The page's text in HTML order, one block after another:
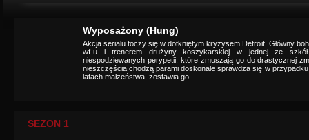
Wyposażony (Hung)
Akcja serialu toczy się w dotkniętym kryzysem Detroit. Główny
wf-u i trenerem drużyny koszykarskiej w jednej ze
niespodziewanych perypetii, które zmuszają go do drastycznej
nieszczęścia chodzą parami doskonale sprawdza się w przypadku
latach małżeństwa, zostawia go ...
SEZON 1